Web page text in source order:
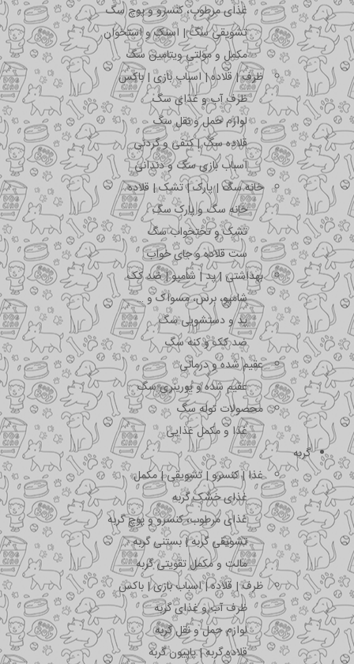
غذای مرطوب، کنسرو و پوچ سگ
تشویقی سگ | اسنک و استخوان
مکمل و مولتی ویتامین سگ
ظرف | قلاده | اسباب بازی | باکس
ظرف آب و غذای سگ
لوازم حمل و نقل سگ
قلاده سگ | کتفی و گردنی
اسباب بازی سگ و دندانی
خانه سگ | پارک | تشک | قلاده
خانه سگ و پارک سگ
تشک و تختخواب سگ
ست قلاده و جای خواب
بهداشتی | پد | شامپو | ضد کک
شامپو، برس، مسواک و …
پد و دستشویی سگ
ضد کک و کنه سگ
عقیم شده و درمانی
عقیم شده و یورینری سگ
محصولات توله سگ
غذا و مکمل غذایی
گربه
غذا | کنسرو | تشویقی | مکمل
غذای خشک گربه
غذای مرطوب، کنسرو و پوچ گربه
تشویقی گربه | بستنی گربه
مالت و مکمل تقویتی گربه
ظرف | قلاده | اسباب بازی | باکس
ظرف آب و غذای گربه
لوازم حمل و نقل گربه
قلاده گربه | پاپیون گربه